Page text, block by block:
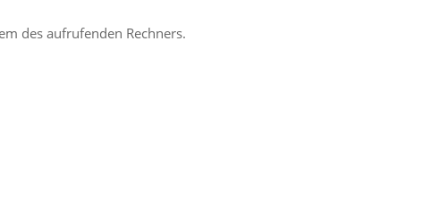
des aufrufenden Rechners.